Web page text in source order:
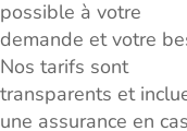
possible à votre
demande et votre
Nos tarifs sont
transparents et
une assurance en cas